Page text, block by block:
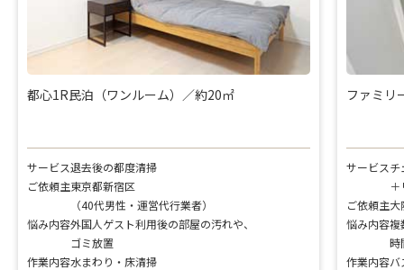
都心1R民泊（ワンルーム）／約20㎡
サービス退去後の都度清掃
ご依頼主東京都新宿区
（40代男性・運営代行業者）
悩み内容外国人ゲスト利用後の部屋の汚れや、
ゴミ放置
作業内容水まわり・床清掃
ファミリ
サービスチ
ご依頼主大
悩み内容複
時
作業内容バ